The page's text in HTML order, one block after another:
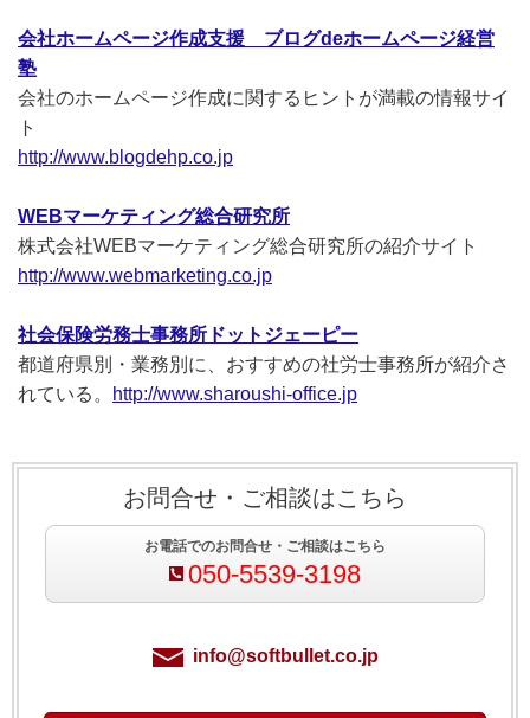
会社ホームページ作成支援 ブログdeホームページ経営
塾
会社のホームページ作成に関するヒントが満載の情報サイ
ト
http://www.blogdehp.co.jp
WEBマーケティング総合研究所
株式会社WEBマーケティング総合研究所の紹介サイト
http://www.webmarketing.co.jp
社会保険労務士事務所ドットジェーピー
都道府県別・業務別に、おすすめの社労士事務所が紹介さ
れている。
http://www.sharoushi-office.jp
お問合せ・ご相談はこちら
お電話でのお問合せ・ご相談はこちら
050-5539-3198
info@softbullet.co.jp